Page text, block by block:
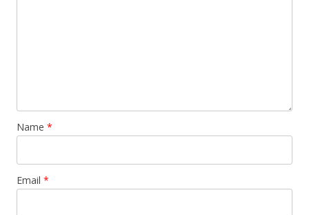
Name *
Email *